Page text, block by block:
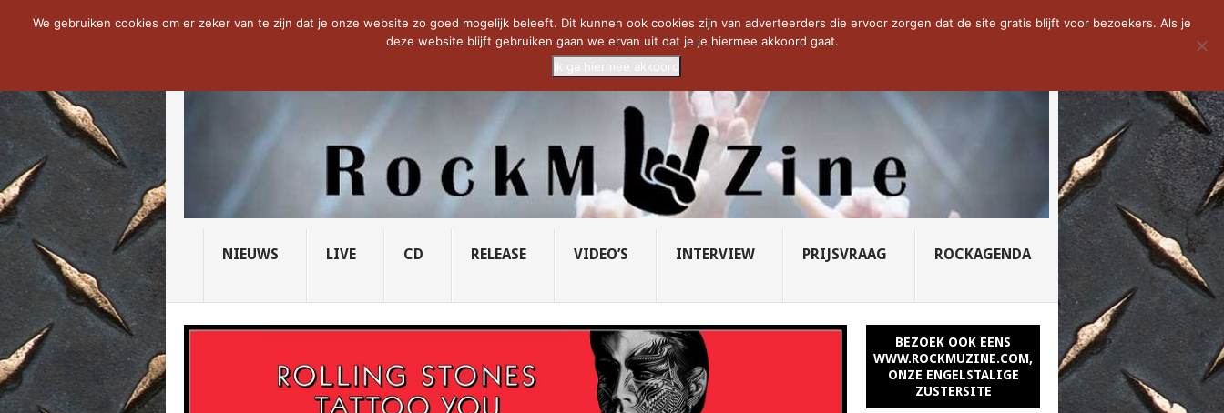
NOW TRENDING: THE VICIOUS HEAD SOCIETY... PRIDE OF LIONS – U... SAVATAGE KOMT TERUG IN 0... CD VAN DE WEEK: SLEEPING...
NIEUWS LIVE CD RELEASE VIDEO’S INTERVIEW PRIJSVRAAG ROCKAGENDA
BEZOEK OOK EENS
WWW.ROCKMUZINE.COM,
ONZE ENGELSTALIGE
ZUSTERSITE
We gebruiken cookies om er zeker van te zijn dat je onze website zo goed mogelijk beleeft. Dit kunnen ook cookies zijn van adverteerders die ervoor zorgen dat de site gratis blijft voor bezoekers. Als je
deze website blijft gebruiken gaan we ervan uit dat je je hiermee akkoord gaat.
Ik ga hiermee akkoord